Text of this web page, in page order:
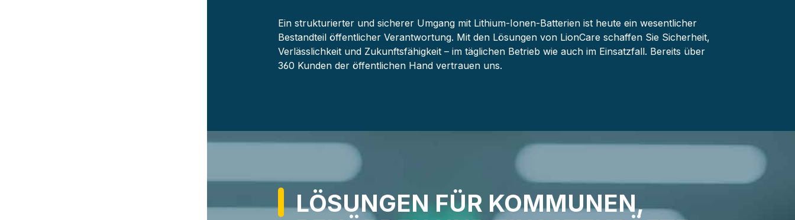
Ein strukturierter und sicherer Umgang mit Lithium-Ionen-Batterien ist heute ein wesentlicher
Bestandteil öffentlicher Verantwortung. Mit den Lösungen von LionCare schaffen Sie Sicherheit,
Verlässlichkeit und Zukunftsfähigkeit – im täglichen Betrieb wie auch im Einsatzfall. Bereits über
360 Kunden der öffentlichen Hand vertrauen uns.
LÖSUNGEN FÜR KOMMUNEN,